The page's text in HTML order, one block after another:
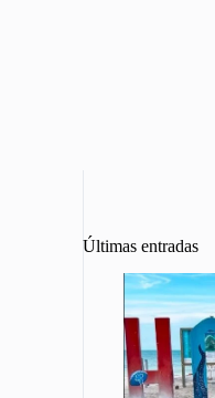
Últimas entradas